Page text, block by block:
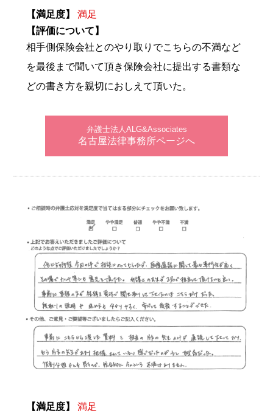
【満足度】
満足
【評価について】
相手側保険会社とのやり取りでこちらの不満など
を最後まで聞いて頂き保険会社に提出する書類な
どの書き方を親切におしえて頂いた。
弁護士法人ALG&Associates
名古屋法律事務所ページへ
【満足度】
満足